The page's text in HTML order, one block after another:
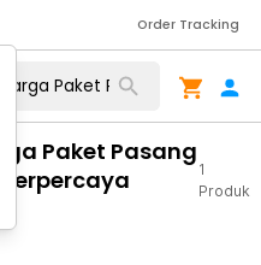
Order Tracking
Paket Pasang
1
Produk